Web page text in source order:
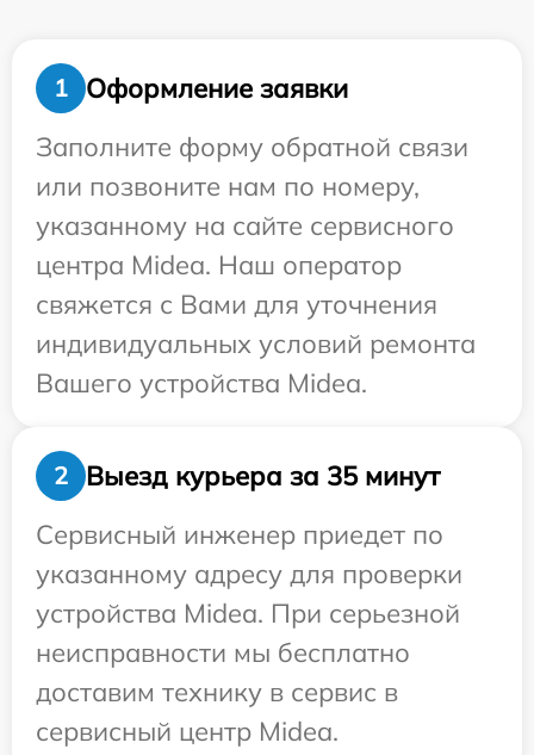
1
Оформление заявки
Заполните форму обратной связи
или позвоните нам по номеру,
указанному на сайте сервисного
центра Midea. Наш оператор
свяжется с Вами для уточнения
индивидуальных условий ремонта
Вашего устройства Midea.
2
Выезд курьера за 35 минут
Сервисный инженер приедет по
указанному адресу для проверки
устройства Midea. При серьезной
неисправности мы бесплатно
доставим технику в сервис в
сервисный центр Midea.